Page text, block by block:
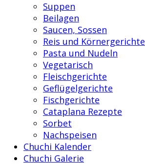
Suppen
Beilagen
Saucen, Sossen
Reis und Körnergerichte
Pasta und Nudeln
Vegetarisch
Fleischgerichte
Geflügelgerichte
Fischgerichte
Cataplana Rezepte
Sorbet
Nachspeisen
Chuchi Kalender
Chuchi Galerie